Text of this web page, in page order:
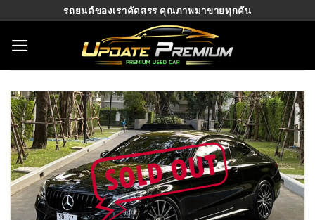
content
รถยนต์ของเราคัดสรร คุณภาพมาขายทุกคัน